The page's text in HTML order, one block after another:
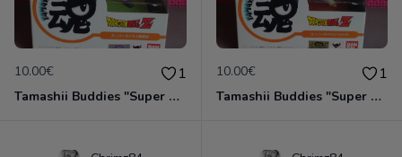
10.00€ 1
Tamashii Buddies "Super Saiyan Goku"
10.00€ 1
Tamashii Buddies "Super Saiyan Végéta"